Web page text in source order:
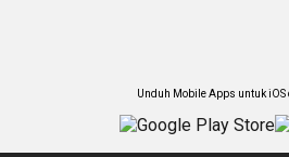
Unduh Mobile Apps untuk iOS